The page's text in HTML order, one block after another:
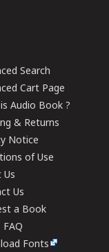
Search
Cart Page
Audio Book ?
& Returns
Notice
of Use
Us
Us
a Book
FAQ
Fonts